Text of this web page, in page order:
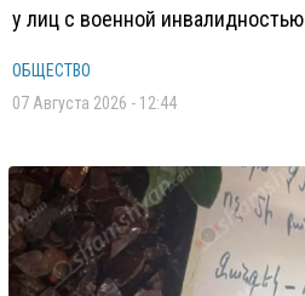
у лиц с военной инвалидностью
ОБЩЕСТВО
07 Августа 2026 - 12:44